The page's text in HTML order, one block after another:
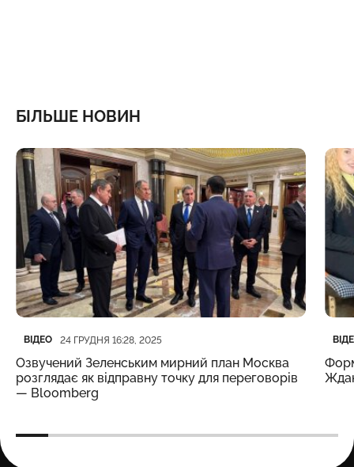
БІЛЬШЕ НОВИН
Категорія
ВІДЕО
Дата публікації
24 ГРУДНЯ 16:28, 2025
Озвучений Зеленським мирний план Москва
розглядає як відправну точку для переговорів
— Bloomberg